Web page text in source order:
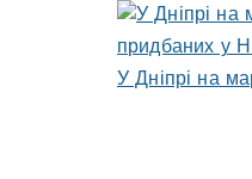
У Дніпрі на